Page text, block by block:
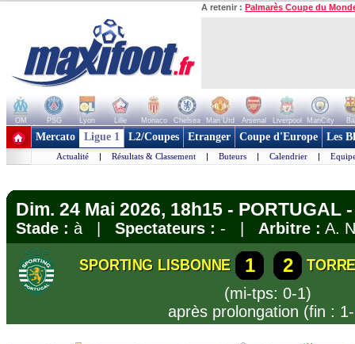
A retenir : Palmarès Coupe du
OM PSG Lyon Lille Monaco Chelsea Man Utd Arsenal Liverpool ManCity
+ de clubs
Mercato Ligue 1 L2/Coupes Etranger Coupe d'Europe Les
Actualité | Résultats & Classement | Buteurs | Calendrier |
Dim. 24 Mai 2026, 18h15 - PORTUGAL
Stade : à | Spectateurs : - | Arbitre : A.
SPORTING LISBONNE 1 2
(mi-tps: 0-1)
après prolongation (fin :